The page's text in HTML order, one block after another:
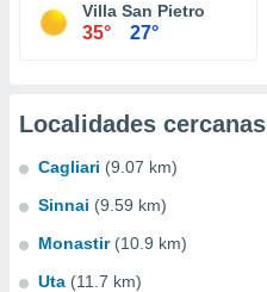
Villa San Pietro
35° 27°
Localidades cercanas
Cagliari (9.07 km)
Sinnai (9.59 km)
Monastir (10.9 km)
Uta (11.7 km)